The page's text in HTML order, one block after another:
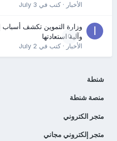
الأخبار· كتب في July 3
0
وزارة التموين تكشف أسباب
وآلية استعادتها
الأخبار· كتب في July 2
شنطة
منصة شنطة
متجر الكتروني
متجر إلكتروني مجاني